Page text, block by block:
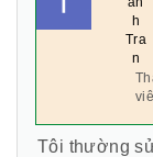
h
Tra
n
Tôi thường